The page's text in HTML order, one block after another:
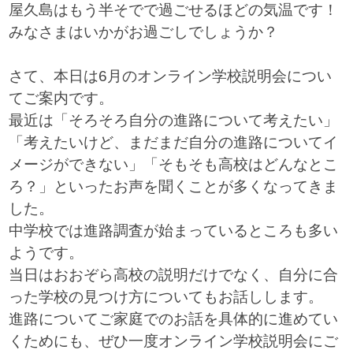
屋久島はもう半そでで過ごせるほどの気温です！
みなさまはいかがお過ごしでしょうか？
さて、本日は6月のオンライン学校説明会につい
てご案内です。
最近は「そろそろ自分の進路について考えたい」
「考えたいけど、まだまだ自分の進路についてイ
メージができない」「そもそも高校はどんなとこ
ろ？」といったお声を聞くことが多くなってきま
した。
中学校では進路調査が始まっているところも多い
ようです。
当日はおおぞら高校の説明だけでなく、自分に合
った学校の見つけ方についてもお話しします。
進路についてご家庭でのお話を具体的に進めてい
くためにも、ぜひ一度オンライン学校説明会にご